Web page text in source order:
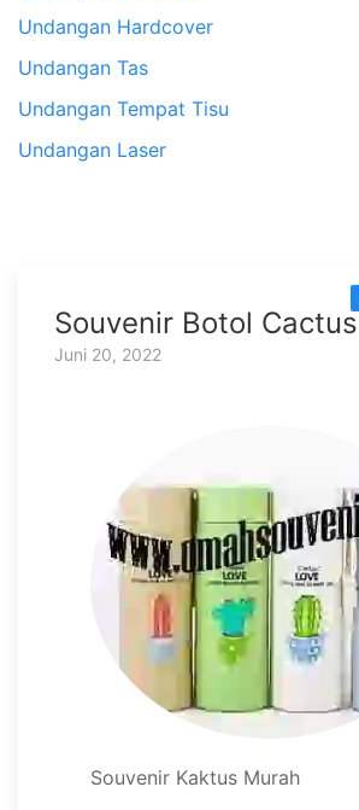
Undangan Hardcover
Undangan Tas
Undangan Tempat Tisu
Undangan Laser
Souvenir Botol Cactus
Juni 20, 2022
Souvenir Kaktus Murah